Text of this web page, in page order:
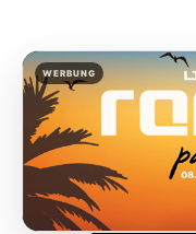
WERBUNG